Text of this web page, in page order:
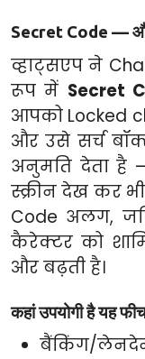
Secret Code —
व्हाट्सएप ने
रूप में Secret
आपको Locked
और उसे सर्च
अनुमति देता है
स्क्रीन देख कर
Code अलग,
कैरेक्टर को
और बढ़ती है।
कहां उपयोगी है यह
बैंकिंग/लेनदेन